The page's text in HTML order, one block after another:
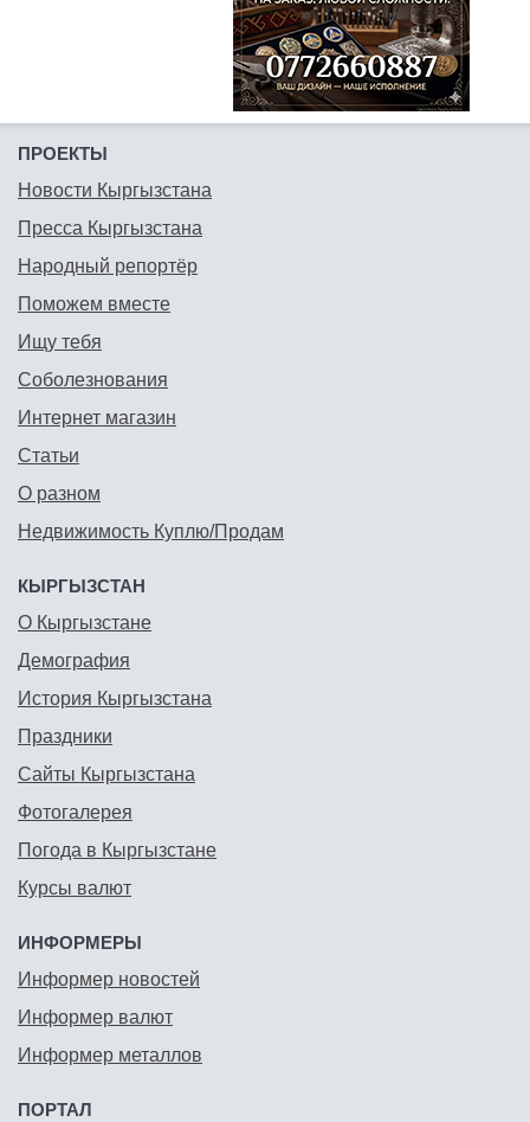
ПРОЕКТЫ
Новости Кыргызстана
Пресса Кыргызстана
Народный репортёр
Поможем вместе
Ищу тебя
Соболезнования
Интернет магазин
Статьи
О разном
Недвижимость Куплю/Продам
КЫРГЫЗСТАН
О Кыргызстане
Демография
История Кыргызстана
Праздники
Сайты Кыргызстана
Фотогалерея
Погода в Кыргызстане
Курсы валют
ИНФОРМЕРЫ
Информер новостей
Информер валют
Информер металлов
ПОРТАЛ